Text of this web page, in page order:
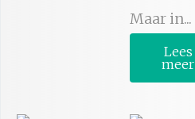
Maar in...
Lees
meer